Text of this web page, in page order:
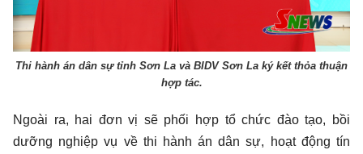
Thi hành án dân sự tỉnh Sơn La và BIDV Sơn La ký kết thỏa thuận
hợp tác.
Ngoài ra, hai đơn vị sẽ phối hợp tổ chức đào tạo, bồi
dưỡng nghiệp vụ về thi hành án dân sự, hoạt động tín